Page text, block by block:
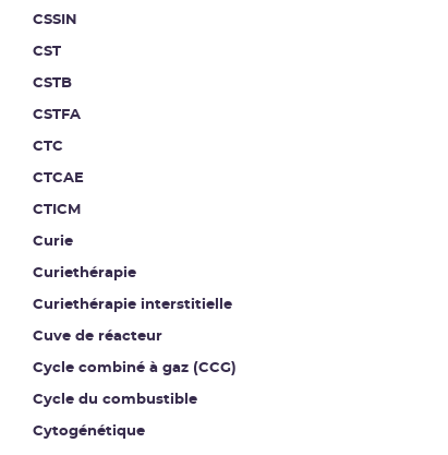
CSSIN
CST
CSTB
CSTFA
CTC
CTCAE
CTICM
Curie
Curiethérapie
Curiethérapie interstitielle
Cuve de réacteur
Cycle combiné à gaz (CCG)
Cycle du combustible
Cytogénétique